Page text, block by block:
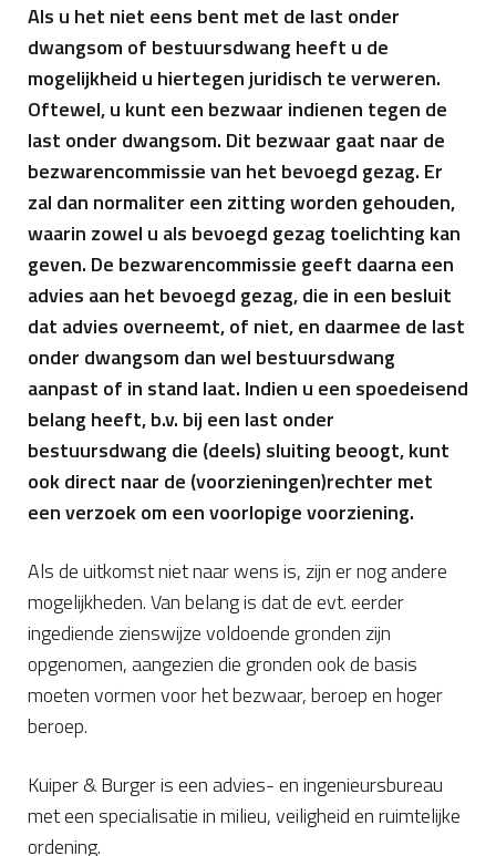
Als u het niet eens bent met de last onder
dwangsom of bestuursdwang heeft u de
mogelijkheid u hiertegen juridisch te verweren.
Oftewel, u kunt een bezwaar indienen tegen de
last onder dwangsom. Dit bezwaar gaat naar de
bezwarencommissie van het bevoegd gezag. Er
zal dan normaliter een zitting worden gehouden,
waarin zowel u als bevoegd gezag toelichting kan
geven. De bezwarencommissie geeft daarna een
advies aan het bevoegd gezag, die in een besluit
dat advies overneemt, of niet, en daarmee de last
onder dwangsom dan wel bestuursdwang
aanpast of in stand laat. Indien u een spoedeisend
belang heeft, b.v. bij een last onder
bestuursdwang die (deels) sluiting beoogt, kunt
ook direct naar de (voorzieningen)rechter met
een verzoek om een voorlopige voorziening.
Als de uitkomst niet naar wens is, zijn er nog andere
mogelijkheden. Van belang is dat de evt. eerder
ingediende zienswijze voldoende gronden zijn
opgenomen, aangezien die gronden ook de basis
moeten vormen voor het bezwaar, beroep en hoger
beroep.
Kuiper & Burger is een advies- en ingenieursbureau
met een specialisatie in milieu, veiligheid en ruimtelijke
ordening.